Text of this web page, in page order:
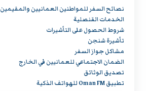
وسعيًا إلى
تطوير
جودة
الخدمات
القنصلية
وتيسير
نصائح السفر للمواطنين العمانيين والمقيمين
الخدمات القنصلية
شروط الحصول على التأشيرات
تأشيرة شنجن
مشاكل جواز السفر
الضمان الاجتماعي للعمانيين في الخارج
تصديق الوثائق
تطبيق Oman FM للهواتف الذكية